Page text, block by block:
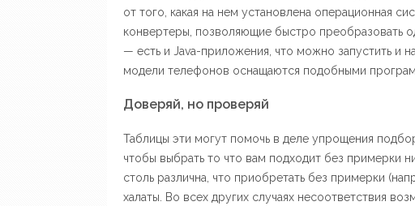
от того, какая на нем установлена операционная
конвертеры, позволяющие быстро преобразовать
— есть и Java-приложения, что можно запустить и
модели телефонов оснащаются подобными
Доверяй, но проверяй
Таблицы эти могут помочь в деле упрощения
чтобы выбрать то что вам подходит без примерки
столь различна, что приобретать без примерки
халаты. Во всех других случаях несоответствия